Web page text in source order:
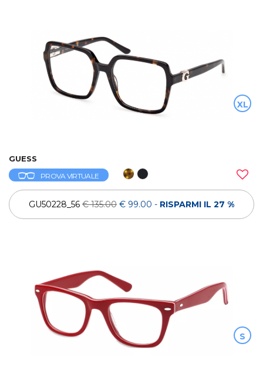
XL
GUESS
PROVA VIRTUALE
GU50228_56 € 135.00 € 99.00 - RISPARMI IL 27 %
S